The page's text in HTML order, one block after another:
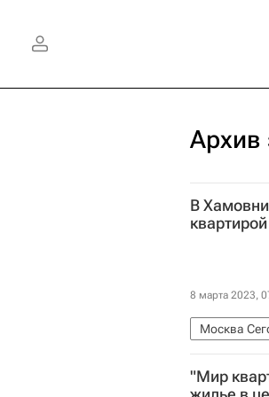
Архив
В
8 марта 2023,
Москва
Комплекс
Фонд
"Мир